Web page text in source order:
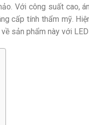
Với công suất cao,
cấp tính thẩm mỹ.
sản phẩm này với